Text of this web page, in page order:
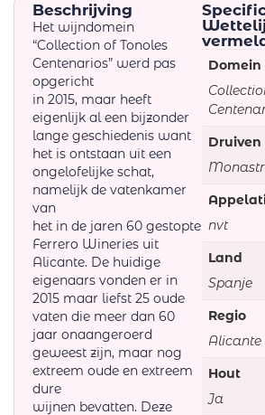
Beschrijving
Het wijndomein
“Collection of Tonoles
Centenarios” werd pas
opgericht
in 2015, maar heeft
eigenlijk al een bijzonder
lange geschiedenis want
het is ontstaan uit een
ongelofelijke schat,
namelijk de vatenkamer
van
het in de jaren 60 gestopte
Ferrero Wineries uit
Alicante. De huidige
eigenaars vonden er in
2015 maar liefst 25 oude
vaten die meer dan 60
jaar onaangeroerd
geweest zijn, maar nog
extreem oude en extreem
dure
wijnen bevatten. Deze
Domein
Druiven
nvt
Land
Spanje
Regio
Alicante
Hout
Ja